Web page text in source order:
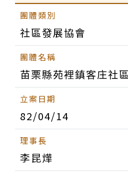
社區發展協會
苗栗縣苑裡鎮客庄社
82/04/14
李昆燁